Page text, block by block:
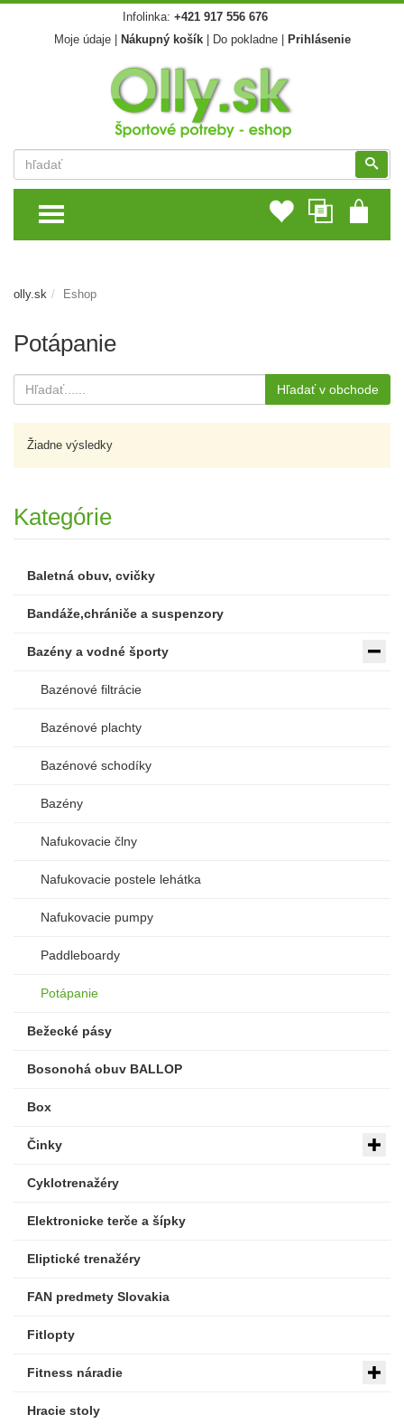
Infolinka: +421 917 556 676
Moje údaje| Nákupný košík| Do pokladne| Prihlásenie
Vyhľadať
TOGGLE MENU
olly.sk Eshop
Potápanie
Hľadať v obchode
Žiadne výsledky
Kategórie
Baletná obuv, cvičky
Bandáže,chrániče a suspenzory
Bazény a vodné športy
Bazénové filtrácie
Bazénové plachty
Bazénové schodíky
Bazény
Nafukovacie člny
Nafukovacie postele lehátka
Nafukovacie pumpy
Paddleboardy
Potápanie
Bežecké pásy
Bosonohá obuv BALLOP
Box
Činky
Cyklotrenažéry
Elektronicke terče a šípky
Eliptické trenažéry
FAN predmety Slovakia
Fitlopty
Fitness náradie
Hracie stoly